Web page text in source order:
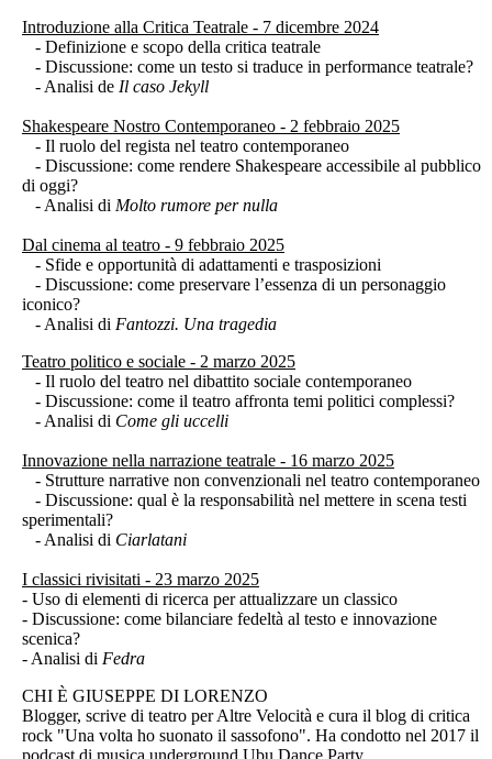
Introduzione alla Critica Teatrale - 7 dicembre 2024
- Definizione e scopo della critica teatrale
- Discussione: come un testo si traduce in performance teatrale?
- Analisi de Il caso Jekyll
Shakespeare Nostro Contemporaneo - 2 febbraio 2025
- Il ruolo del regista nel teatro contemporaneo
- Discussione: come rendere Shakespeare accessibile al pubblico
di oggi?
- Analisi di Molto rumore per nulla
Dal cinema al teatro - 9 febbraio 2025
- Sfide e opportunità di adattamenti e trasposizioni
- Discussione: come preservare l’essenza di un personaggio
iconico?
- Analisi di Fantozzi. Una tragedia
Teatro politico e sociale - 2 marzo 2025
- Il ruolo del teatro nel dibattito sociale contemporaneo
- Discussione: come il teatro affronta temi politici complessi?
- Analisi di Come gli uccelli
Innovazione nella narrazione teatrale - 16 marzo 2025
- Strutture narrative non convenzionali nel teatro contemporaneo
- Discussione: qual è la responsabilità nel mettere in scena testi
sperimentali?
- Analisi di Ciarlatani
I classici rivisitati - 23 marzo 2025
- Uso di elementi di ricerca per attualizzare un classico
- Discussione: come bilanciare fedeltà al testo e innovazione
scenica?
- Analisi di Fedra
CHI È GIUSEPPE DI LORENZO
Blogger, scrive di teatro per Altre Velocità e cura il blog di critica
rock "Una volta ho suonato il sassofono". Ha condotto nel 2017 il
podcast di musica underground Ubu Dance Party.